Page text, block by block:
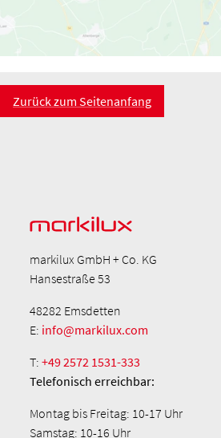
Zurück zum Seitenanfang
markilux GmbH + Co. KG
Hansestraße 53
48282 Emsdetten
E: info@markilux.com
T:+49 2572 1531-333
Telefonisch erreichbar:
Montag bis Freitag: 10-17 Uhr
Samstag: 10-16 Uhr